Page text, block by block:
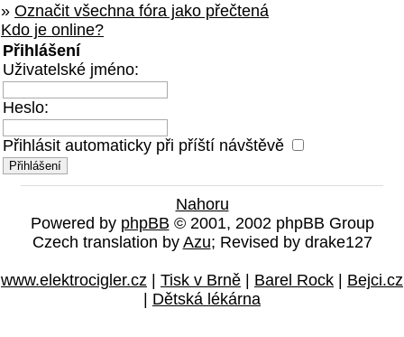
» Označit všechna fóra jako přečtená
Kdo je online?
Přihlášení
Uživatelské jméno:
Heslo:
Přihlásit automaticky při příští návštěvě
Nahoru
Powered by phpBB © 2001, 2002 phpBB Group
Czech translation by Azu; Revised by drake127
www.elektrocigler.cz | Tisk v Brně | Barel Rock | Bejci.cz
| Dětská lékárna